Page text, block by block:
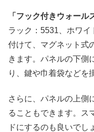
「フック付きウォール
ラック：5531、ホワイ
付けて、マグネット式
きます。パネルの下側
り、鍵や巾着袋などを
さらに、パネルの上側
ることもできます。ス
ドにするのも良いでし